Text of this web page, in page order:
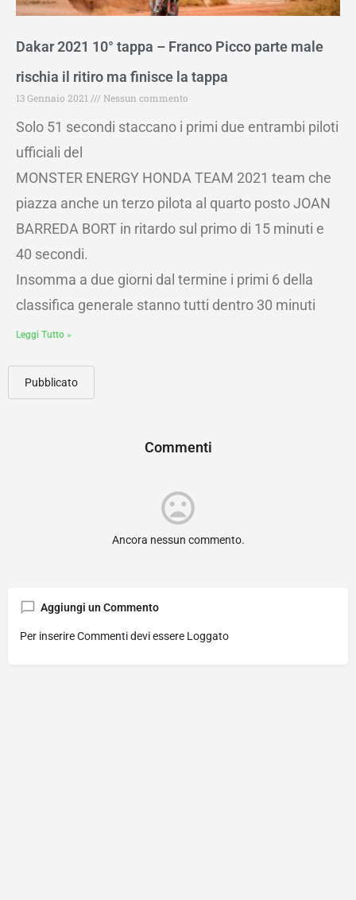
Dakar 2021 10° tappa – Franco Picco parte male
rischia il ritiro ma finisce la tappa
13 Gennaio 2021 Nessun commento
Solo 51 secondi staccano i primi due entrambi piloti
ufficiali del
MONSTER ENERGY HONDA TEAM 2021 team che
piazza anche un terzo pilota al quarto posto JOAN
BARREDA BORT in ritardo sul primo di 15 minuti e
40 secondi.
Insomma a due giorni dal termine i primi 6 della
classifica generale stanno tutti dentro 30 minuti
Leggi Tutto »
Pubblicato
Commenti
Ancora nessun commento.
Aggiungi un Commento
Per inserire Commenti devi essere Loggato